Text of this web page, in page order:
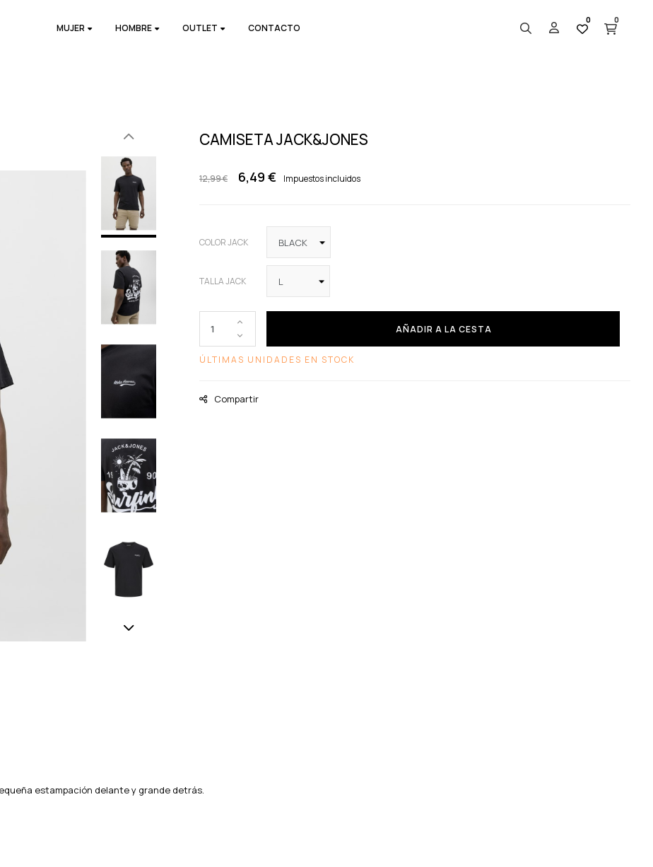
MUJER HOMBRE OUTLET CONTACTO
0 0
CAMISETA JACK&JONES
12,99 € 6,49 € Impuestos incluidos
COLOR JACK
TALLA JACK
AÑADIR A LA CESTA
ÚLTIMAS UNIDADES EN STOCK
Compartir
estampación delante y grande detrás.